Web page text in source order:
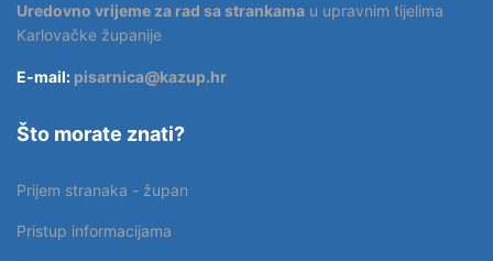
Uredovno vrijeme za rad sa strankama u upravnim tijelima
Karlovačke županije
E-mail: pisarnica@kazup.hr
Što morate znati?
Prijem stranaka - župan
Pristup informacijama